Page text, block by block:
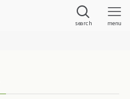
search menu